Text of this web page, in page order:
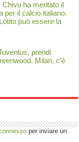
ha meritato il
per il calcio italiano.
può essere la
prendi
Milan, c’è
per inviare un